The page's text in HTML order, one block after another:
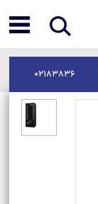
02183836